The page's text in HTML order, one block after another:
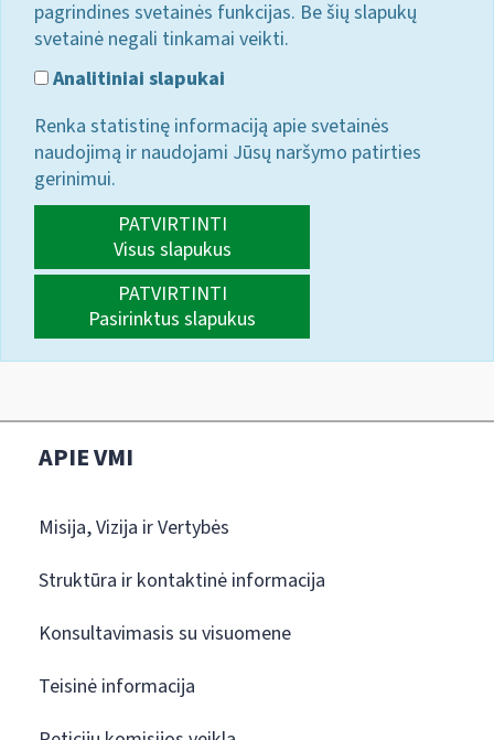
pagrindines svetainės funkcijas. Be šių slapukų
svetainė negali tinkamai veikti.
Analitiniai slapukai
Renka statistinę informaciją apie svetainės
naudojimą ir naudojami Jūsų naršymo patirties
gerinimui.
PATVIRTINTI
Visus slapukus
PATVIRTINTI
Pasirinktus slapukus
APIE VMI
Misija, Vizija ir Vertybės
Struktūra ir kontaktinė informacija
Konsultavimasis su visuomene
Teisinė informacija